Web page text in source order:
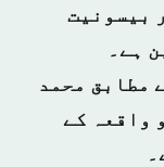
بیسونیت
ہے۔
مطابق محمد
واقعہ کے